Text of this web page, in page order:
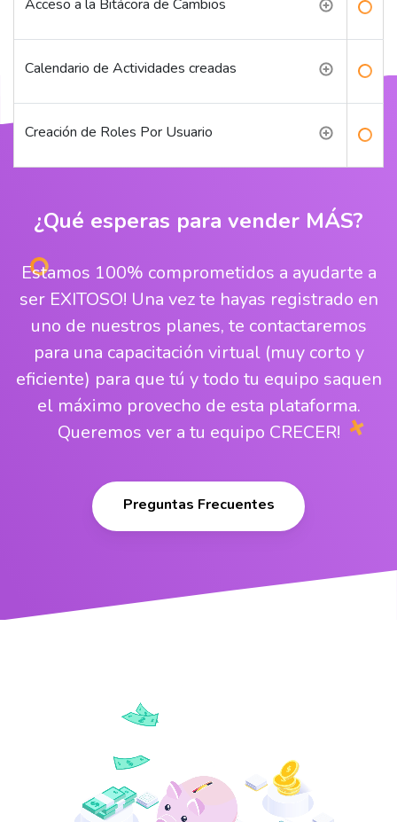
Acceso a la Bitácora de Cambios
Calendario de Actividades creadas
Creación de Roles Por Usuario
¿Qué esperas para vender MÁS?
Estamos 100% comprometidos a ayudarte a
ser EXITOSO! Una vez te hayas registrado en
uno de nuestros planes, te contactaremos
para una capacitación virtual (muy corto y
eficiente) para que tú y todo tu equipo saquen
el máximo provecho de esta plataforma.
Queremos ver a tu equipo CRECER!
Preguntas Frecuentes